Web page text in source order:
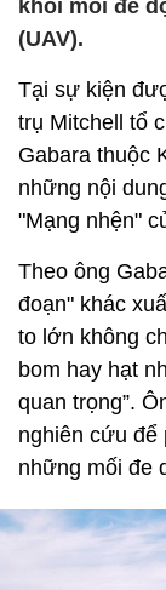
khỏi mối đe
(UAV).
Tại sự kiện
trụ Mitchell tổ
Gabara thuộc
những nội
"Mạng nhện"
Theo ông
đoạn" khác
to lớn không
bom hay hạt
quan trọng”.
nghiên cứu để
những mối đe